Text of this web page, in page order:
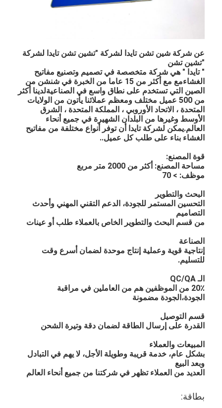
عن شركة شين تشن تايدا لشركة "تشين تشن تايدا لشركة
"تشين تشن
" تايدا " هي شركة متخصصة في تصميم وتصنيع مفاتيح
الغشاءمع مع أكثر من 15 عاما من الخبرة في شنشن من
الصين التي تستخدم على نطاق واسع في الصناعيةلدينا أكثر
من 500 عميل مختلف ومعظم عملائنا يأتون من الولايات
المتحدة ، الاتحاد الأوروبي ، المملكة المتحدة ، الشرق
الأوسط وغيرها من البلدان الشهيرة في جميع أنحاء
العالم.يمكن لشركة تايدا أن توفر أنواع مختلفة من مفاتيح
الغشاء بناء على طلب كل عميل..
قوة المصنع:
مساحة المصنع: أكثر من 2000 متر مربع
موظف: > 70
البحث والتطوير
التحسين المستمر للجودة، الدعم التقني المهني وأحدث
التصاميم
من قسم البحث والتطوير الخاص بالعملاء طلب أو عينات
الصناعة
إنتاجية قوية وعملية إنتاج موحدة لضمان أسرع وقت
للتسليم.
الـ QC/QA
20٪ من الموظفين هم من العاملين في مراقبة
الجودة،الجودة مضمونة
قسم التوصيل
القدرة على إرسال الطاقة لضمان دقة وتيرة الشحن
المبيعات والعملاء
بشكل عام، خدمة قريبة وطويلة الأجل، لا يهم في التبادل
وبعد البيع
العديد من العملاء تظهر في شركتنا من جميع أنحاء العالم
بطاقة: